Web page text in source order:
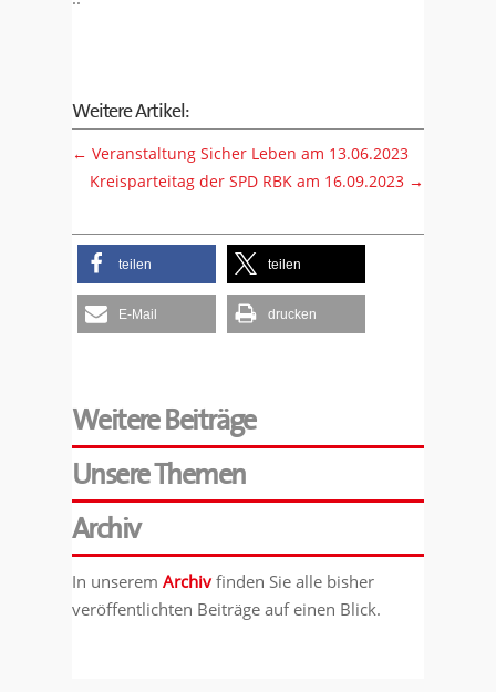
Weitere Artikel:
← Veranstaltung Sicher Leben am 13.06.2023
Kreisparteitag der SPD RBK am 16.09.2023 →
teilen teilen
E-Mail drucken
Weitere Beiträge
Unsere Themen
Archiv
In unserem Archiv finden Sie alle bisher
veröffentlichten Beiträge auf einen Blick.